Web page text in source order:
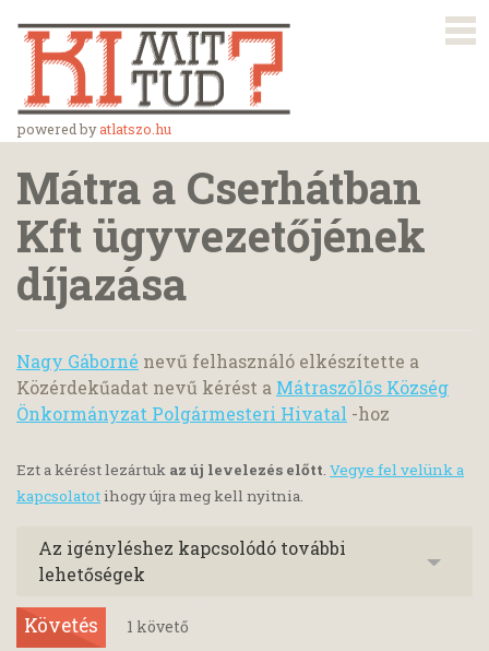
powered byatlatszo.hu
Mátra a Cserhátban
Kft ügyvezetőjének
díjazása
Nagy Gáborné nevű felhasználó elkészítette a
Közérdekűadat nevű kérést a Mátraszőlős Község
Önkormányzat Polgármesteri Hivatal -hoz
Ezt a kérést lezártuk az új levelezés előtt. Vegye fel velünk a
kapcsolatotihogy újra meg kell nyitnia.
Az igényléshez kapcsolódó további
lehetőségek
Követés 1 követő